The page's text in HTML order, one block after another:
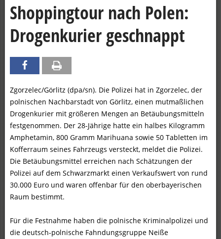
Shoppingtour nach Polen:
Drogenkurier geschnappt
Zgorzelec/Görlitz (dpa/sn). Die Polizei hat in Zgorzelec, der
polnischen Nachbarstadt von Görlitz, einen mutmaßlichen
Drogenkurier mit größeren Mengen an Betäubungsmitteln
festgenommen. Der 28-Jährige hatte ein halbes Kilogramm
Amphetamin, 800 Gramm Marihuana sowie 50 Tabletten im
Kofferraum seines Fahrzeugs versteckt, meldet die Polizei.
Die Betäubungsmittel erreichen nach Schätzungen der
Polizei auf dem Schwarzmarkt einen Verkaufswert von rund
30.000 Euro und waren offenbar für den oberbayerischen
Raum bestimmt.
Für die Festnahme haben die polnische Kriminalpolizei und
die deutsch-polnische Fahndungsgruppe Neiße